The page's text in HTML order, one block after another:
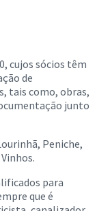
cujos sócios têm
de
tais como, obras,
junto
Peniche,
para
que é